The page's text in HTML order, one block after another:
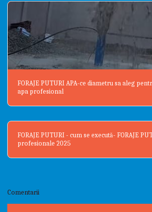
FORAJE PUTURI APA-ce diametru sa aleg
apa profesional
FORAJE PUTURI - cum se execută- FORAJE
profesionale 2025
Comentarii